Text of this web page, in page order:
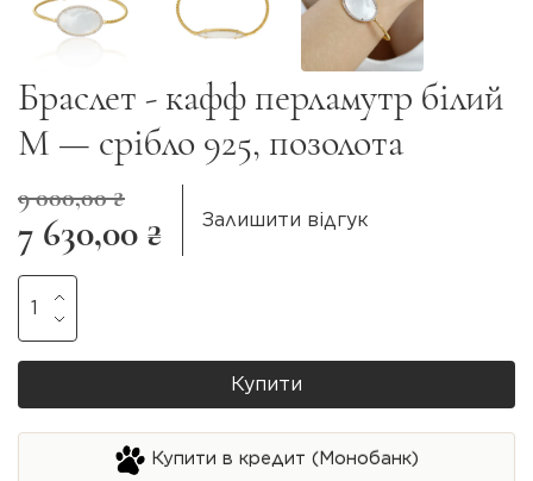
Браслет - кафф перламутр білий
M — срібло 925, позолота
9 000,00 ₴
7 630,00 ₴ Залишити відгук
Купити
Купити в кредит (Монобанк)